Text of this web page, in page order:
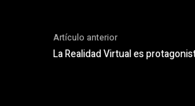
Artículo anterior
La Realidad Virtual es